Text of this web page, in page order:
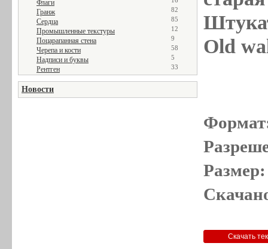
Флаги
Гранж 82
Сердца 85
Промышленные текстуры 12
Поцарапанная стена 9
Черепа и кости 58
Надписи и буквы 5
Рентген 33
Новости
Old